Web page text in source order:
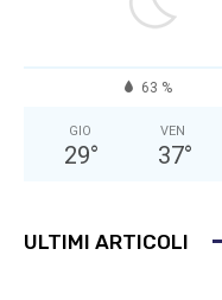
63 %
GIO
29°
VEN
37°
ULTIMI ARTICOLI